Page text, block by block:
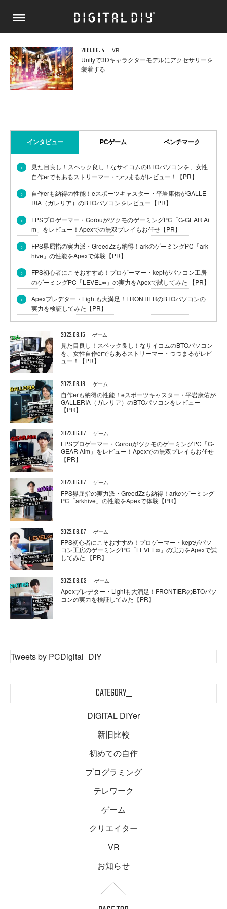
2019.06.14 VR
Unityで3Dキャラクターモデルにアクセサリーを
装着する
インタビュー PCゲーム ベンチマーク
›
見た目良し！スペック良し！なサイコムのBTOパソコンを、女性
自作erでもあるストリーマー・つつまるがレビュー！【PR】
›
自作erも納得の性能！eスポーツキャスター・平岩康佑がGALLE
RIA（ガレリア）のBTOパソコンをレビュー【PR】
›
FPSプロゲーマー・GorouがツクモのゲーミングPC「G-GEAR Ai
m」をレビュー！Apexでの無双プレイもお任せ【PR】
›
FPS界屈指の実力派・GreedZzも納得！arkのゲーミングPC「ark
hive」の性能をApexで体験【PR】
›
FPS初心者にこそおすすめ！プロゲーマー・keptがパソコン工房
のゲーミングPC「LEVEL∞」の実力をApexで試してみた 【PR】
›
Apexプレデター・Lightも大満足！FRONTIERのBTOパソコンの
実力を検証してみた【PR】
2022.06.15 ゲーム
見た目良し！スペック良し！なサイコムのBTOパソコン
を、女性自作erでもあるストリーマー・つつまるがレビ
ュー！【PR】
2022.06.13 ゲーム
自作erも納得の性能！eスポーツキャスター・平岩康佑が
GALLERIA（ガレリア）のBTOパソコンをレビュー
【PR】
2022.06.07 ゲーム
FPSプロゲーマー・GorouがツクモのゲーミングPC「G-
GEAR Aim」をレビュー！Apexでの無双プレイもお任せ
【PR】
2022.06.07 ゲーム
FPS界屈指の実力派・GreedZzも納得！arkのゲーミング
PC「arkhive」の性能をApexで体験【PR】
2022.06.07 ゲーム
FPS初心者にこそおすすめ！プロゲーマー・keptがパソ
コン工房のゲーミングPC「LEVEL∞」の実力をApexで試
してみた 【PR】
2022.06.03 ゲーム
Apexプレデター・Lightも大満足！FRONTIERのBTOパソ
コンの実力を検証してみた【PR】
Tweets by PCDigital_DIY
CATEGORY_
DIGITAL DIYer
新旧比較
初めての自作
プログラミング
テレワーク
ゲーム
クリエイター
VR
お知らせ